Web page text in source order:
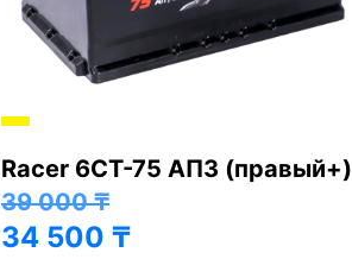
Racer 6СТ-75 АПЗ (правый+)
39 000₸
34 500 ₸